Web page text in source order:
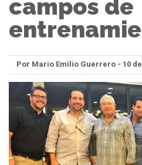
campos de
Por Mario Emilio Guerrero - 10